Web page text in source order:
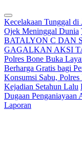
Kecelakaan Tunggal di
Ojek Meninggal Dunia
BATALYON C DAN
GAGALKAN AKSI
Polres Bone Buka
Berharga Gratis bagi
Konsumsi Sabu,
Kejadian Setahun Lalu
Dugaan Penganiayaan
Laporan